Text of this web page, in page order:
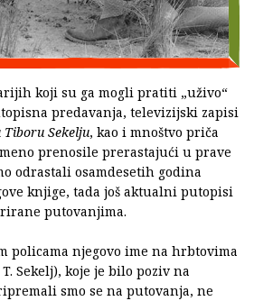
koji su ga mogli pratiti „uživo“
predavanja, televizijski zapisi
Sekelju, kao i mnoštvo priča
prenosile prerastajući u prave
odrastali osamdesetih godina
knjige, tada još aktualni putopisi
putovanjima.
policama njegovo ime na hrbtovima
Sekelj), koje je bilo poziv na
smo se na putovanja, ne